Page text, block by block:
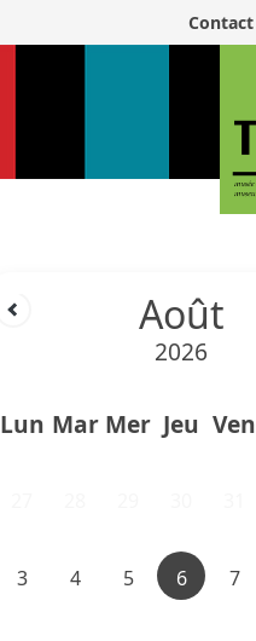
Contact
Août
2026
Lun Mar Mer Jeu Ven
3 4 5 6 7